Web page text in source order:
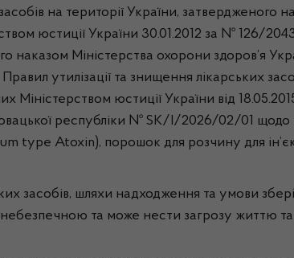
на території України, затвердженого
юстиції України 30.01.2012 за № 126/
наказом Міністерства охорони здоров’я
утилізації та знищення лікарських
Міністерством юстиції України від
республіки № SK/I/2026/02/01 щодо
type Atoxin), порошок для розчину для
засобів, шляхи надходження та умови
та може нести загрозу життю